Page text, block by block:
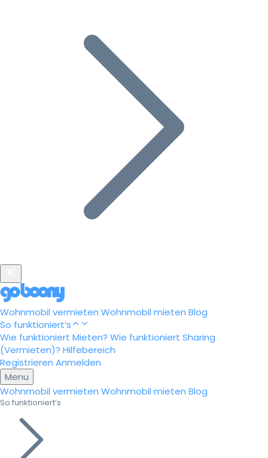
Wohnmobil vermieten Wohnmobil mieten Blog
So funktioniert’s
Wie funktioniert Mieten? Wie funktioniert Sharing
(Vermieten)? Hilfebereich
Registrieren Anmelden
Menu
Wohnmobil vermieten Wohnmobil mieten Blog
So funktioniert’s